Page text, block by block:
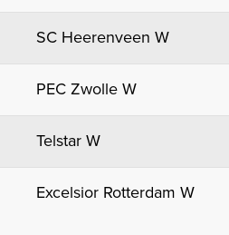
SC Heerenveen W
PEC Zwolle W
Telstar W
Excelsior Rotterdam W